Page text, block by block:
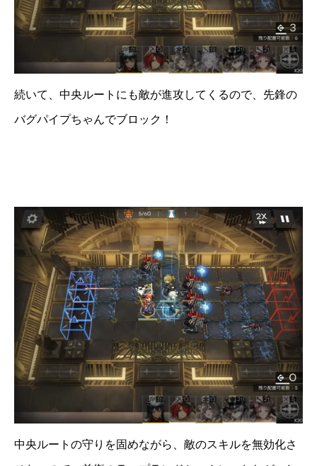
続いて、中央ルートにも敵が進攻してくるので、先鋒の
バグパイプちゃんでブロック！
中央ルートの守りを固めながら、敵のスキルを無効化さ